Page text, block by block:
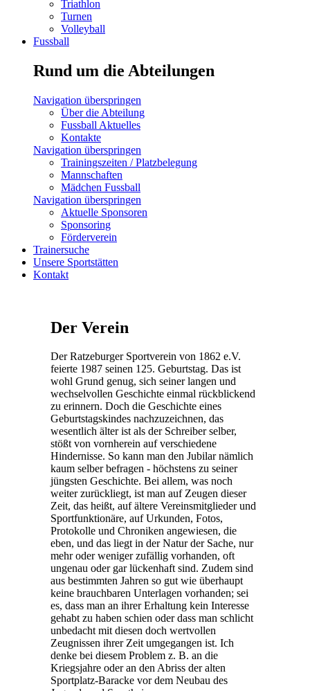
Triathlon
Turnen
Volleyball
Fussball
Rund um die Abteilungen
Navigation überspringen
Über die Abteilung
Fussball Aktuelles
Kontakte
Navigation überspringen
Trainingszeiten / Platzbelegung
Mannschaften
Mädchen Fussball
Navigation überspringen
Aktuelle Sponsoren
Sponsoring
Förderverein
Trainersuche
Unsere Sportstätten
Kontakt
Der Verein
Der Ratzeburger Sportverein von 1862 e.V.
feierte 1987 seinen 125. Geburtstag. Das ist
wohl Grund genug, sich seiner langen und
wechselvollen Geschichte einmal rückblickend
zu erinnern. Doch die Geschichte eines
Geburtstagskindes nachzuzeichnen, das
wesentlich älter ist als der Schreiber selber,
stößt von vornherein auf verschiedene
Hindernisse. So kann man den Jubilar nämlich
kaum selber befragen - höchstens zu seiner
jüngsten Geschichte. Bei allem, was noch
weiter zurückliegt, ist man auf Zeugen dieser
Zeit, das heißt, auf ältere Vereinsmitglieder und
Sportfunktionäre, auf Urkunden, Fotos,
Protokolle und Chroniken angewiesen, die
eben, und das liegt in der Natur der Sache, nur
mehr oder weniger zufällig vorhanden, oft
ungenau oder gar lückenhaft sind. Zudem sind
aus bestimmten Jahren so gut wie überhaupt
keine brauchbaren Unterlagen vorhanden; sei
es, dass man an ihrer Erhaltung kein Interesse
gehabt zu haben schien oder dass man schlicht
unbedacht mit diesen doch wertvollen
Zeugnissen ihrer Zeit umgegangen ist. Ich
denke bei diesem Problem z. B. an die
Kriegsjahre oder an den Abriss der alten
Sportplatz-Baracke vor dem Neubau des